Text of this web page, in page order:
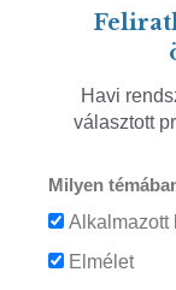
Havi
választott
Milyen
Alkalmazott
Elmélet